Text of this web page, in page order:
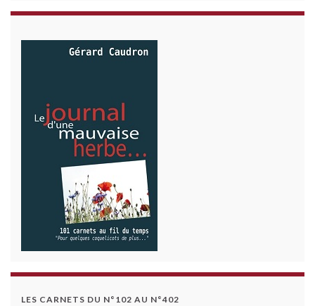
LES CARNETS DU N°102 AU N°402